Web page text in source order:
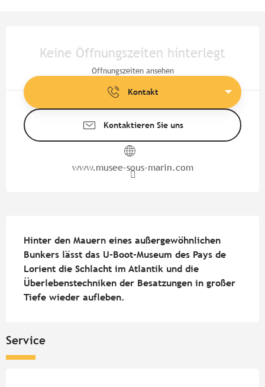
Keine Öffnungszeiten hinterlegt
Öffnungszeiten ansehen
Kontakt
Kontaktieren Sie uns
www.musee-sous-marin.com
Hinter den Mauern eines außergewöhnlichen
Bunkers lässt das U-Boot-Museum des Pays de
Lorient die Schlacht im Atlantik und die
Überlebenstechniken der Besatzungen in großer
Tiefe wieder aufleben.
Service